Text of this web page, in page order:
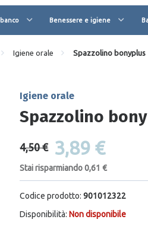
Benessere e igiene
Igiene orale Spazzolino bonyplus
Igiene orale
Spazzolino
4,50 € 3,89 €
Stai risparmiando 0,61 €
Codice prodotto: 901012322
Disponibilità: Non disponibile